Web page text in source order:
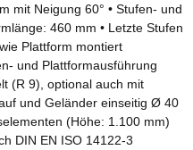
mit Neigung 60° • Stufen- und
460 mm • Letzte Stufen
Plattform montiert
und Plattformausführung
(R 9), optional auch mit
und Geländer einseitig Ø 40
(Höhe: 1.100 mm)
DIN EN ISO 14122-3